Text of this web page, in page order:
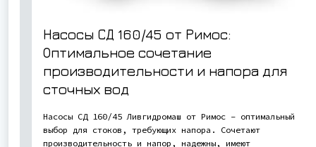
Насосы СД 160/45 от Римос:
Оптимальное сочетание
производительности и напора для
сточных вод
Насосы СД 160/45 Ливгидромаш от Римос – оптимальный
выбор для стоков, требующих напора. Сочетают
производительность и напор, надежны, имеют